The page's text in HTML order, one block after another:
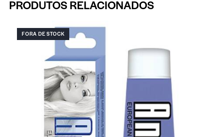
PRODUTOS RELACIONADOS
FORA DE STOCK